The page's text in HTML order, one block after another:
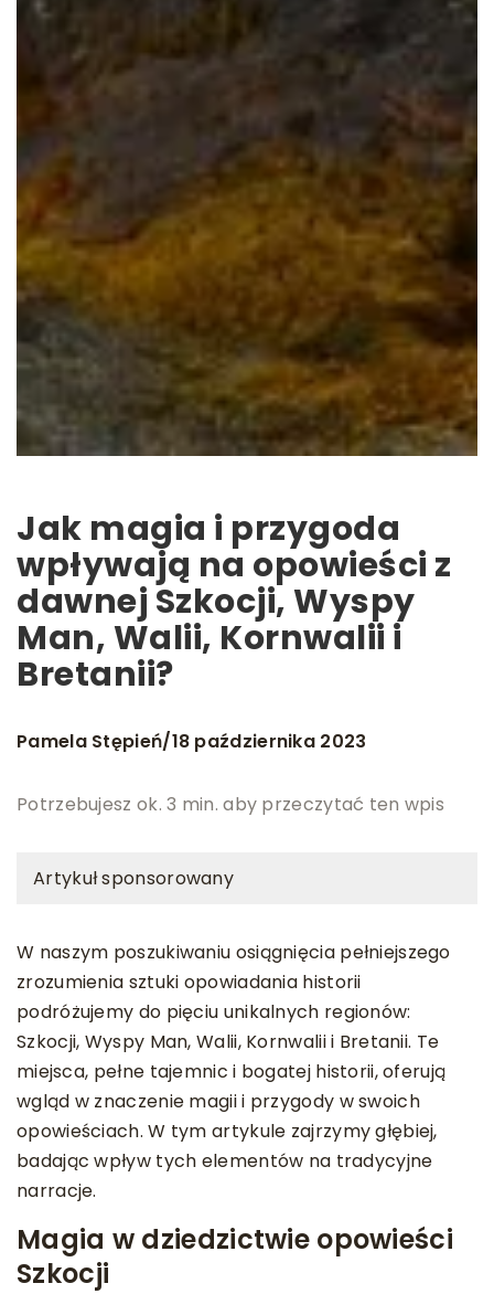
Jak magia i przygoda
wpływają na opowieści z
dawnej Szkocji, Wyspy
Man, Walii, Kornwalii i
Bretanii?
Pamela Stępień/18 października 2023
Potrzebujesz ok. 3 min. aby przeczytać ten wpis
Artykuł sponsorowany
W naszym poszukiwaniu osiągnięcia pełniejszego
zrozumienia sztuki opowiadania historii
podróżujemy do pięciu unikalnych regionów:
Szkocji, Wyspy Man, Walii, Kornwalii i Bretanii. Te
miejsca, pełne tajemnic i bogatej historii, oferują
wgląd w znaczenie magii i przygody w swoich
opowieściach. W tym artykule zajrzymy głębiej,
badając wpływ tych elementów na tradycyjne
narracje.
Magia w dziedzictwie opowieści
Szkocji